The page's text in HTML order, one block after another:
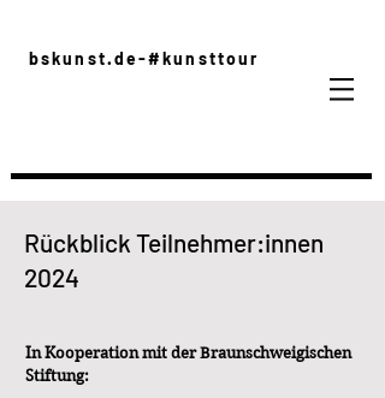
bskunst.de-#kunsttour
Rückblick Teilnehmer:innen
2024
In Kooperation mit der Braunschweigischen
Stiftung: